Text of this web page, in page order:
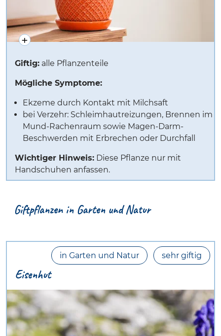
Giftig: alle Pflanzenteile
Mögliche Symptome:
Ekzeme durch Kontakt mit Milchsaft
bei Verzehr: Schleimhautreizungen, Brennen im
Mund-Rachenraum sowie Magen-Darm-
Beschwerden mit Erbrechen oder Durchfall
Wichtiger Hinweis: Diese Pflanze nur mit
Handschuhen anfassen.
Giftpflanzen in Garten und Natur
in Garten und Natur sehr giftig
Eisenhut